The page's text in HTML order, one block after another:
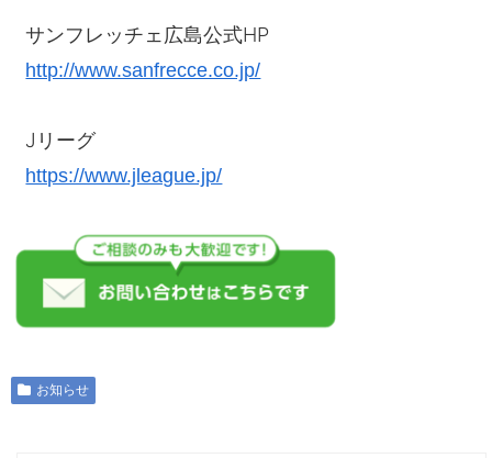
サンフレッチェ広島公式HP
http://www.sanfrecce.co.jp/
Jリーグ
https://www.jleague.jp/
お知らせ